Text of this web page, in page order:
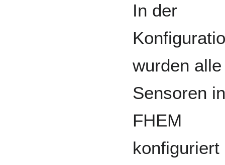
In der
wurden alle
Sensoren in
FHEM